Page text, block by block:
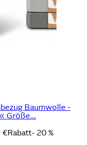
Baumwolle -
Größe...
€Rabatt- 20 %